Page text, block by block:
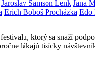
Jaroslav Samson Lenk Jana
Erich Boboš Procházka Edo
ktorý sa snaží
lákajú tisícky